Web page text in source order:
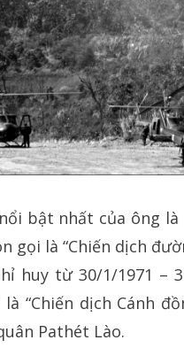
bật nhất của ông
gọi là “Chiến dịch
huy từ 30/1/1971 –
“Chiến dịch Cánh
Pathét Lào.